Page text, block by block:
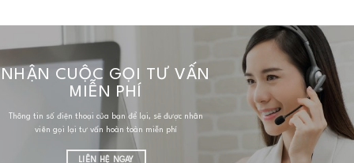
NHẬN CUỘC GỌI TƯ VẤN
MIỄN PHÍ
Thông tin số điện thoại của bạn để lại, sẽ được nhân
viên gọi lại tư vấn hoàn toàn miễn phí
LIÊN HỆ NGAY